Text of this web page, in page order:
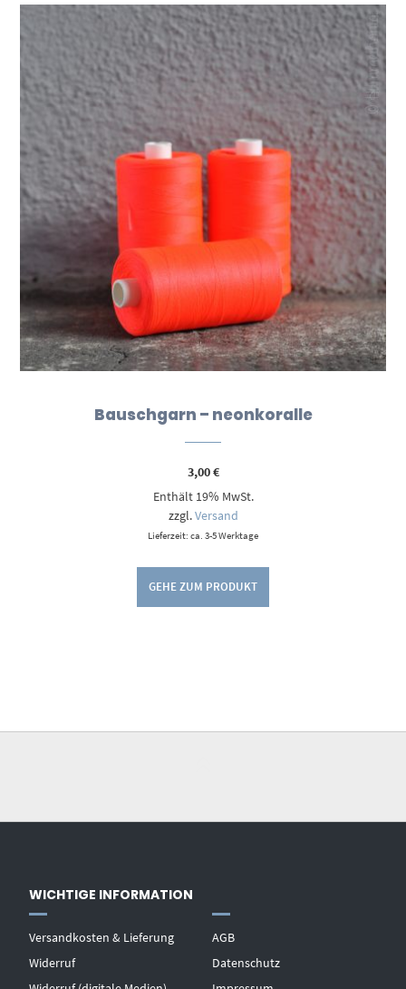
Bauschgarn – neonkoralle
3,00€
Enthält 19% MwSt.
zzgl.Versand
Lieferzeit: ca. 3-5 Werktage
GEHE ZUM PRODUKT
WICHTIGE INFORMATION
Versandkosten & Lieferung
Widerruf
AGB
Datenschutz